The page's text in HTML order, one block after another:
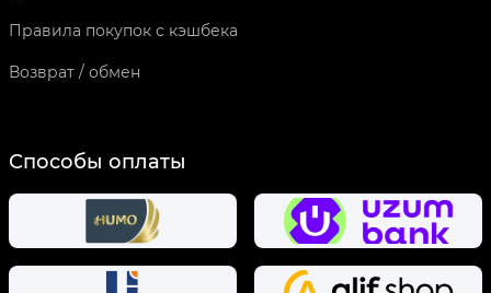
Правила покупок с кэшбека
Возврат / обмен
Способы оплаты